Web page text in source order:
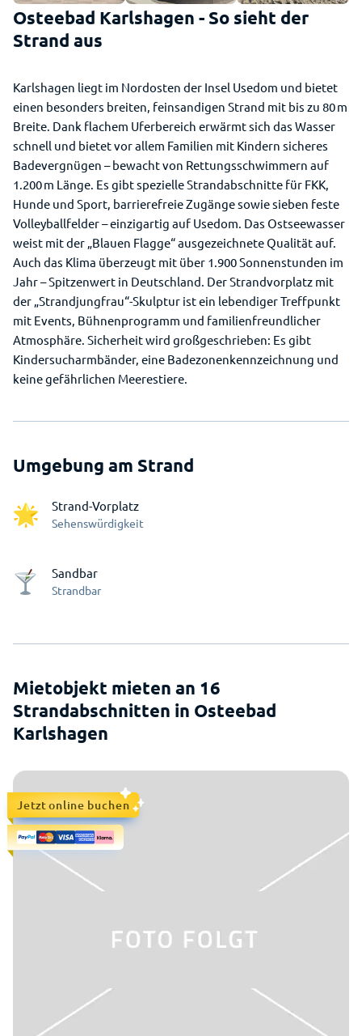
Osteebad Karlshagen - So sieht der
Strand aus
Karlshagen liegt im Nordosten der Insel Usedom und bietet
einen besonders breiten, feinsandigen Strand mit bis zu 80 m
Breite. Dank flachem Uferbereich erwärmt sich das Wasser
schnell und bietet vor allem Familien mit Kindern sicheres
Badevergnügen – bewacht von Rettungsschwimmern auf
1.200 m Länge. Es gibt spezielle Strandabschnitte für FKK,
Hunde und Sport, barrierefreie Zugänge sowie sieben feste
Volleyballfelder – einzigartig auf Usedom. Das Ostseewasser
weist mit der „Blauen Flagge“ ausgezeichnete Qualität auf.
Auch das Klima überzeugt mit über 1.900 Sonnenstunden im
Jahr – Spitzenwert in Deutschland. Der Strandvorplatz mit
der „Strandjungfrau“-Skulptur ist ein lebendiger Treffpunkt
mit Events, Bühnenprogramm und familienfreundlicher
Atmosphäre. Sicherheit wird großgeschrieben: Es gibt
Kindersucharmbänder, eine Badezonenkennzeichnung und
keine gefährlichen Meerestiere.
Umgebung am Strand
Strand-Vorplatz
Sehenswürdigkeit
Sandbar
Strandbar
Mietobjekt mieten an 16
Strandabschnitten in Osteebad
Karlshagen
Jetzt online buchen